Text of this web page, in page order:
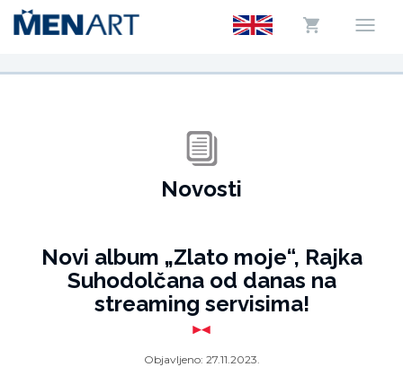
Novosti
Novi album „Zlato moje“, Rajka
Suhodolčana od danas na
streaming servisima!
Objavljeno: 27.11.2023.